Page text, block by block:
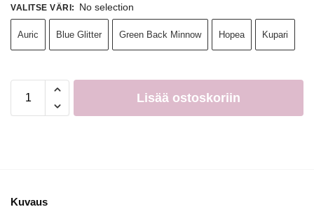
VALITSE VÄRI: No selection
Auric Blue Glitter Green Back Minnow Hopea Kupari
Lisää ostoskoriin
Kuvaus